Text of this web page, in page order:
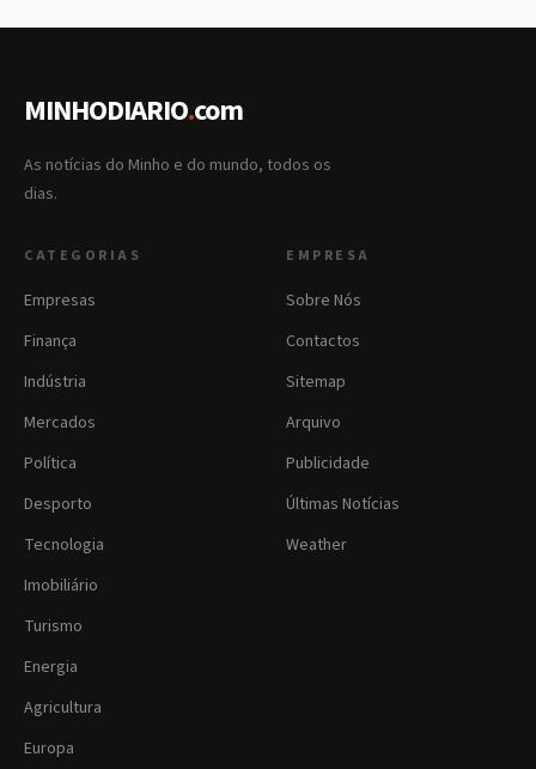
MINHODIARIO.com
As notícias do Minho e do mundo, todos os
dias.
CATEGORIAS
Empresas
Finança
Indústria
Mercados
Política
Desporto
Tecnologia
Imobiliário
Turismo
Energia
Agricultura
Europa
EMPRESA
Sobre Nós
Contactos
Sitemap
Arquivo
Publicidade
Últimas Notícias
Weather